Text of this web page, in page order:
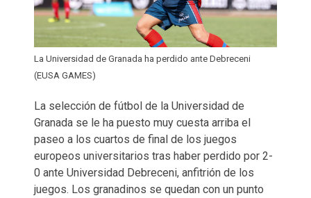
La Universidad de Granada ha perdido ante Debreceni
(EUSA GAMES)
La selección de fútbol de la Universidad de
Granada se le ha puesto muy cuesta arriba el
paseo a los cuartos de final de los juegos
europeos universitarios tras haber perdido por 2-
0 ante Universidad Debreceni, anfitrión de los
juegos. Los granadinos se quedan con un punto